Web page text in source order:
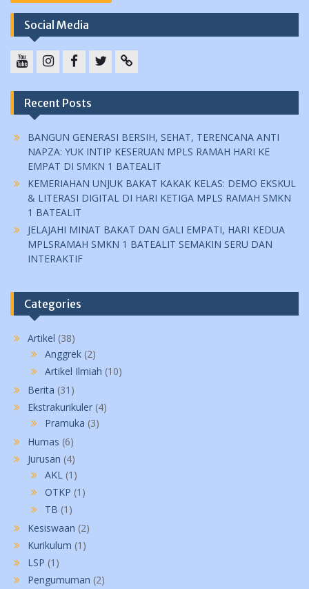
Social Media
Recent Posts
BANGUN GENERASI BERSIH, SEHAT, TERENCANA ANTI
NAPZA: YUK INTIP KESERUAN MPLS RAMAH HARI KE
EMPAT DI SMKN 1 BATEALIT
KEMERIAHAN UNJUK BAKAT KAKAK KELAS: DEMO EKSKUL
& LITERASI DIGITAL DI HARI KETIGA MPLS RAMAH SMKN
1 BATEALIT
JELAJAHI MINAT BAKAT DAN GALI EMPATI, HARI KEDUA
MPLSRAMAH SMKN 1 BATEALIT SEMAKIN SERU DAN
INTERAKTIF
Categories
Artikel (38)
Anggrek (2)
Artikel Ilmiah (10)
Berita (31)
Ekstrakurikuler (4)
Pramuka (3)
Humas (6)
Jurusan (4)
AKL (1)
OTKP (1)
TB (1)
Kesiswaan (2)
Kurikulum (1)
LSP (1)
Pengumuman (2)